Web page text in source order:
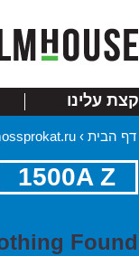
קצת עלינו
דף הבית ›
1500A Z
Found